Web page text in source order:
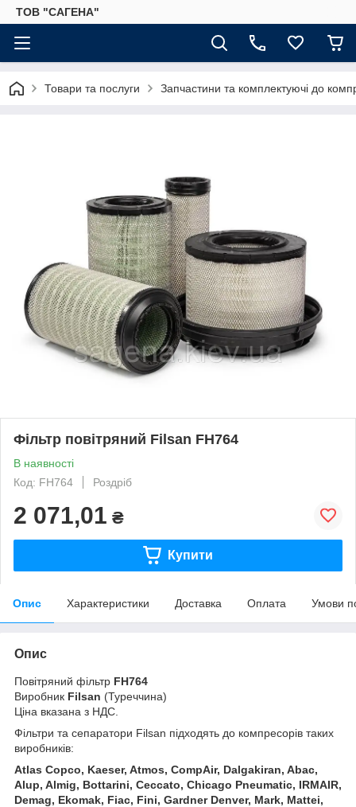
ТОВ "САГЕНА"
Товари та послуги Запчастини та комплектуючі до
Фільтр повітряний Filsan FH764
В наявності
Код: FH764
Роздріб
2 071,01 ₴
Купити
Опис Характеристики Доставка Оплата Умови
Опис
Повітряний фільтр FH764
Виробник Filsan (Туреччина)
Ціна вказана з НДС.
Фільтри та сепаратори Filsan підходять до компресорів таких
виробників:
Atlas Copco, Kaeser, Atmos, CompAir, Dalgakiran, Abac,
Alup, Almig, Bottarini, Ceccato, Chicago Pneumatic, IRMAIR,
Demag, Ekomak, Fiac, Fini, Gardner Denver, Mark, Mattei,